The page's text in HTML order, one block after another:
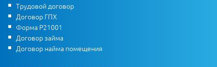
Трудовой договор
Договор ГПХ
Форма Р21001
Договор займа
Договор найма помещения